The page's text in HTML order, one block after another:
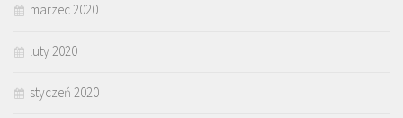
marzec 2020
luty 2020
styczeń 2020